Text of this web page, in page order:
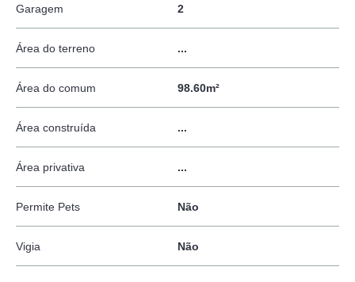
Garagem 2
Área do terreno ...
Área do comum 98.60m²
Área construída ...
Área privativa ...
Permite Pets Não
Vigia Não